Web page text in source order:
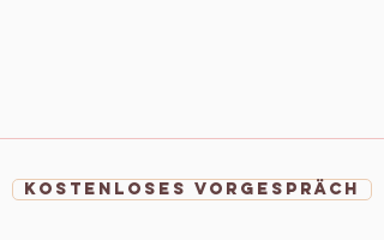
Kostenloses Vorgespräch